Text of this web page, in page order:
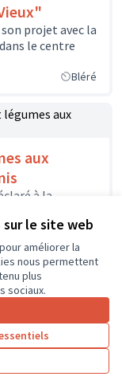
le site web
améliorer la
nous permettent
plus
sociaux.
projet avec la
le centre
Bléré
aux
à la